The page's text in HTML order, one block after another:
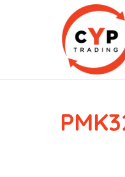
CYP Trading
Professionelle Ersatzteilbeschaffung